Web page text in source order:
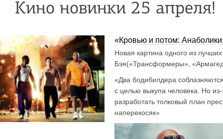
Кино новинки 25 апреля!
«Кровью и потом:
Новая картина одного из
Бэя(«Трансформеры»,
«Два бодибилдера
с целью выкупа человека. Но
разработать толковый план
наперекосяк»